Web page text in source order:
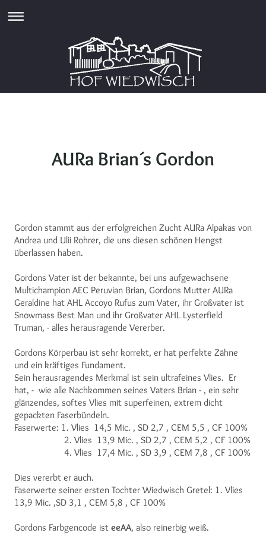
AURa Brian´s Gordon
Gordon stammt aus der erfolgreichen Zucht AURa Alpakas von
Andrea und Ulii Rohrer, die uns diesen schönen Hengst
überlassen haben.
Gordons Vater ist der bekannte, bei uns aufgewachsene
Multichampion AEC Peruvian Brian, Gordons Mutter AURa
Geraldine hat AHL Accoyo Rufus zum Vater, ihr Großvater ist
Snowmass Best Man und ihr Großvater AHL Lysterfield
Truman, - alles herausragende Vererber.
Gordons Körperbau ist sehr korrekt, er hat perfekte Zähne
und ein kräftiges Fundament.
Sein herausragendes Merkmal ist sein ultrafeines Vlies. Er
hat, - wie alle Nachkommen seines Vaters Brian - , ein sehr
glänzendes, softes Vlies mit superfeinen, extrem dicht
gepackten Faserbündeln.
Faserwerte: 1. Vlies 14,5 Mic. , SD 2,7 , CEM 5,5 , CF 100%
2. Vlies 13,9 Mic. , SD 2,7 , CEM 5,2 , CF 100%
4. Vlies 17,4 Mic. , SD 3,9 , CEM 7,8 , CF 100%
Dies vererbt er auch.
Faserwerte seiner ersten Tochter Wiedwisch Gretel: 1. Vlies
13,9 Mic. ,SD 3,1 , CEM 5,8 , CF 100%
Gordons Farbgencode ist eeAA, also reinerbig weiß.